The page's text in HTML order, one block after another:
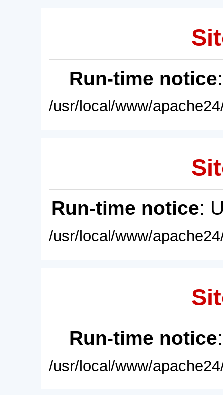
Run-time notice
/usr/local/www/
Run-time notice:
/usr/local/www/
Run-time notice
/usr/local/www/